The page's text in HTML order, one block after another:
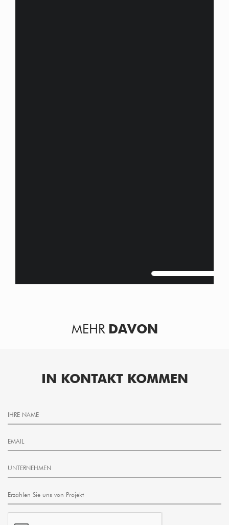
MEHR DAVON
IN KONTAKT KOMMEN